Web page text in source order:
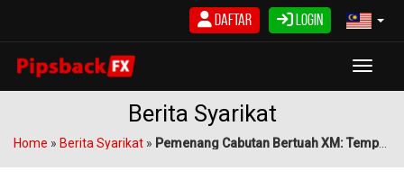
Login
Daftar
Berita Syarikat
Home » Berita Syarikat » Pemenang Cabutan Bertuah XM: Tempoh 14 November 2025 – 15 Disember 2025